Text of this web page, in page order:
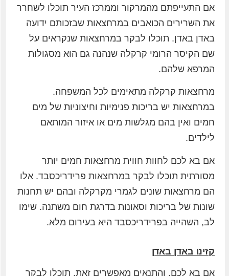
אם התעייפתם מהמרקור וממרכז העיר תוכלו לשחרר
את השרירים הכואבים במרחצאות שבזכותם ידועה
באדן באדן. תוכלו לבקר במרחצאות שנקראים על
שם הקיסר הרומי קרקלה שנהנה גם הוא מסגולות
המרפא שלהם.
מרחצאות קרקלה מתאימים לכל המשפחה.
במרחצאות יש בריכות פנימיות וחיצוניות של מים
חמים ואין בהם מגלשות מים או איזור המותאם
לילדים.
אם בא לכם לחוות חווית מרחצאות חמים יותר
מסורתית תוכלו לבקר במרחצאות פרידריכסבד. אלו
הם מרחצאות שונים לגמרי מקרקלה ובהם יש תחנות
שונות של בריכות וסאונות בדרגת חום משתנה. שימו
לב, השהייה בפרידריכסבד היא בעירום מלא.
קזינו באדן באדן
אם בא לכם, והתנאים מאפשרים זאת, תוכלו לבקר